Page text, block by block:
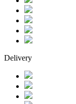
Delivery